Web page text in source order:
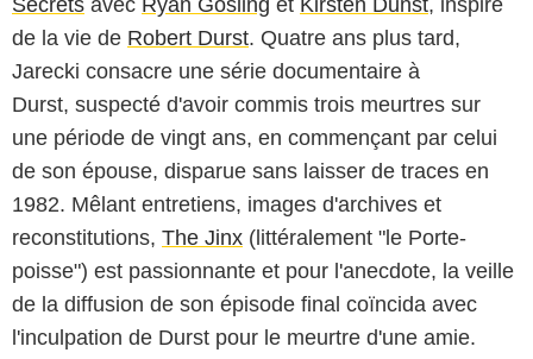
de la vie de Robert Durst. Quatre ans plus tard,
Jarecki consacre une série documentaire à
Durst, suspecté d'avoir commis trois meurtres sur
une période de vingt ans, en commençant par celui
de son épouse, disparue sans laisser de traces en
1982. Mêlant entretiens, images d'archives et
reconstitutions, The Jinx (littéralement "le Porte-
poisse") est passionnante et pour l'anecdote, la veille
de la diffusion de son épisode final coïncida avec
l'inculpation de Durst pour le meurtre d'une amie.